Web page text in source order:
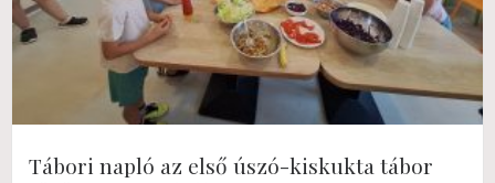
Tábori napló az első úszó-kiskukta tábor